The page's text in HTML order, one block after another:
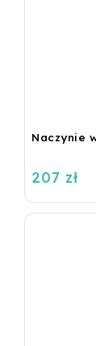
Naczynie
207 zł